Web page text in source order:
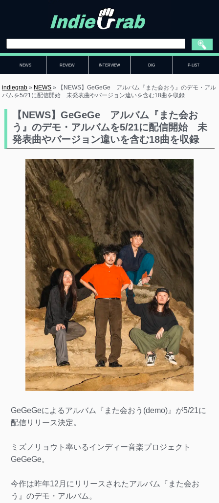
NEWS REVIEW INTERVIEW DIG P-LIST
indiegrab » NEWS »
【NEWS】GeGeGe アルバム『また会おう』のデモ・アル
バムを5/21に配信開始 未発表曲やバージョン違いを含む18曲を収録
【NEWS】GeGeGe アルバム『また会お
う』のデモ・アルバムを5/21に配信開始 未
発表曲やバージョン違いを含む18曲を収録
GeGeGeによるアルバム『また会おう(demo)』が5/21に
配信リリース決定。
ミズノリョウト率いるインディー音楽プロジェクト
GeGeGe。
今作は昨年12月にリリースされたアルバム『また会お
う』のデモ・アルバム。